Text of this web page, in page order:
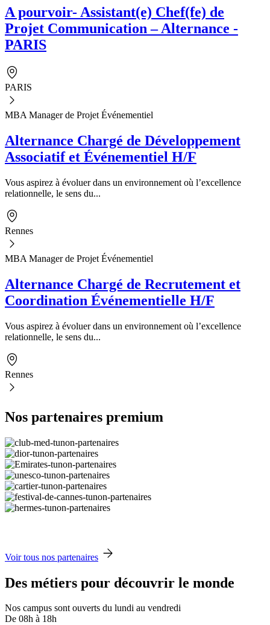
A pourvoir- Assistant(e) Chef(fe) de
Projet Communication – Alternance -
PARIS
PARIS
MBA Manager de Projet Événementiel
Alternance Chargé de Développement
Associatif et Événementiel H/F
Vous aspirez à évoluer dans un environnement où l’excellence
relationnelle, le sens du...
Rennes
MBA Manager de Projet Événementiel
Alternance Chargé de Recrutement et
Coordination Événementielle H/F
Vous aspirez à évoluer dans un environnement où l’excellence
relationnelle, le sens du...
Rennes
Nos partenaires premium
Voir tous nos partenaires
Des métiers pour découvrir le monde
Nos campus sont ouverts du lundi au vendredi
De 08h à 18h